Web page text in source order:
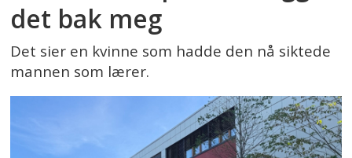
det bak meg
Det sier en kvinne som hadde den nå siktede
mannen som lærer.